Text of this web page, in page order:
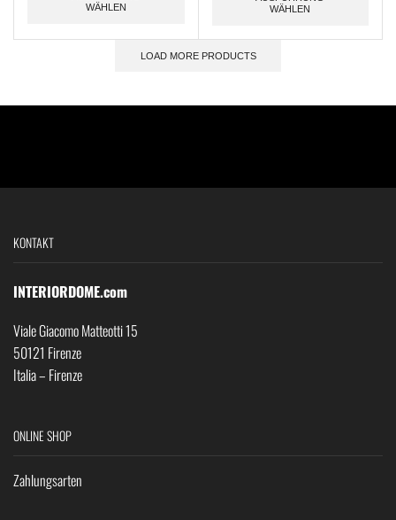
WÄHLEN
WÄHLEN
LOAD MORE PRODUCTS
KONTAKT
INTERIORDOME.com
Viale Giacomo Matteotti 15
50121 Firenze
Italia – Firenze
ONLINE SHOP
Zahlungsarten